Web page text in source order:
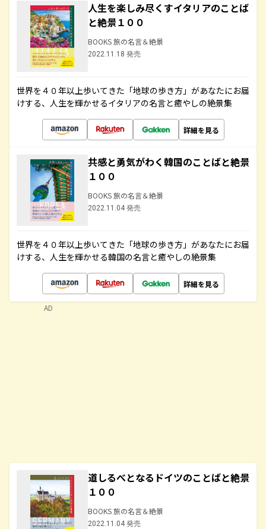
人生を楽しみ尽くすイタリアのことば
と絶景１００
BOOKS 旅の名言＆絶景
2022.11.18 発売
世界を４０年以上歩いてきた「地球の歩き方」があなたにお届
けする、人生を輝かせるイタリアの名言と癒やしの絶景集
詳細を見る
共感と勇気がわく韓国のことばと絶景
１００
BOOKS 旅の名言＆絶景
2022.11.04 発売
世界を４０年以上歩いてきた「地球の歩き方」があなたにお届
けする、人生を輝かせる韓国の名言と癒やしの絶景集
詳細を見る
道しるべとなるドイツのことばと絶景
１００
BOOKS 旅の名言＆絶景
2022.11.04 発売
AD